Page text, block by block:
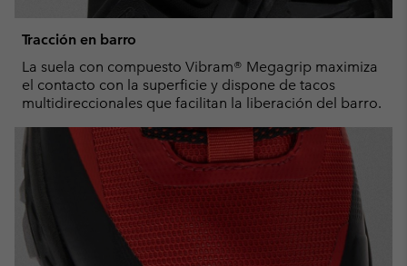
Tracción en barro
La suela con compuesto Vibram® Megagrip maximiza
el contacto con la superficie y dispone de tacos
multidireccionales que facilitan la liberación del barro.